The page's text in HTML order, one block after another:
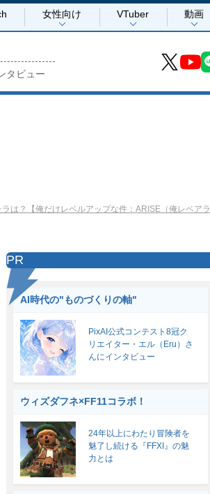
女性向け VTuber 動画
タビュー
は？【俺だけレベルアップな件：ARISE（俺レベアラ
PR
AI時代の"ものづくりの軸"
PixAI公式コンテスト8冠ク
リエイター・エル（Eru）さ
んにインタビュー
ウィズダフネ×FF11コラボ！
24年以上にわたり冒険者を
魅了し続ける『FFXI』の魅
力とは